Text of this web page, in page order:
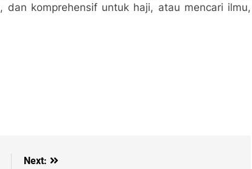
dan komprehensif untuk haji, atau mencari ilmu,
Next: